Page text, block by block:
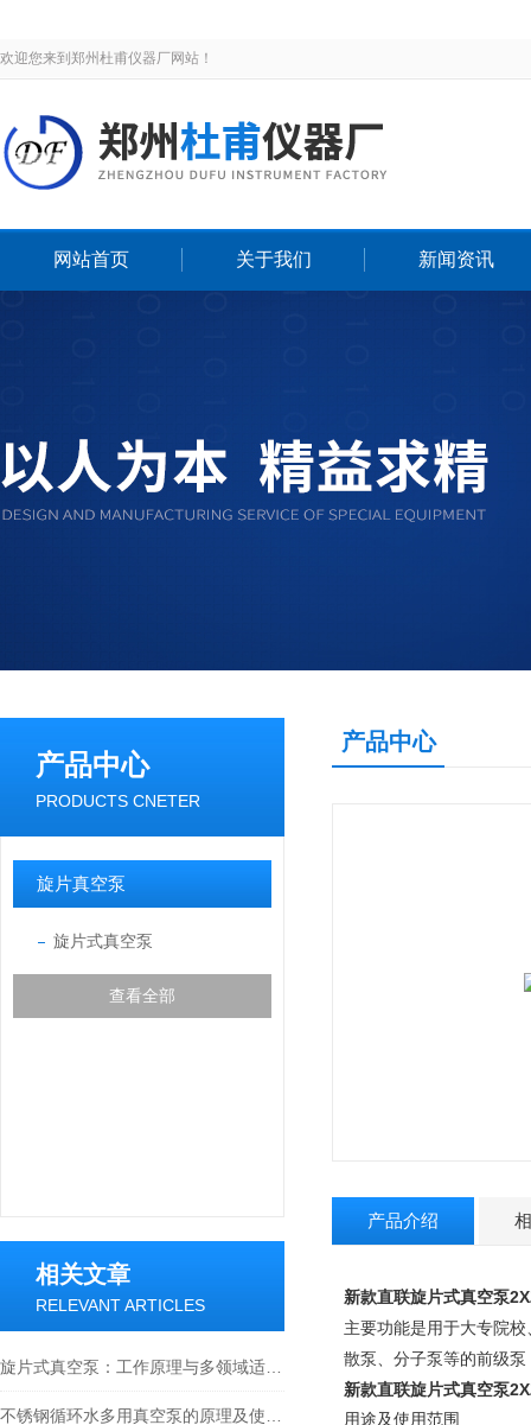
欢迎您来到郑州杜甫仪器厂网站！
网站首页 关于我们 新闻资讯
产品中心
PRODUCTS CNETER
旋片真空泵
旋片式真空泵
查看全部
相关文章
RELEVANT ARTICLES
产品中心
产品介绍
新款直联旋片式真空泵
主要功能是用于大专院
散泵、分子泵等的前级
新款直联旋片式真空泵
用途及使用范围